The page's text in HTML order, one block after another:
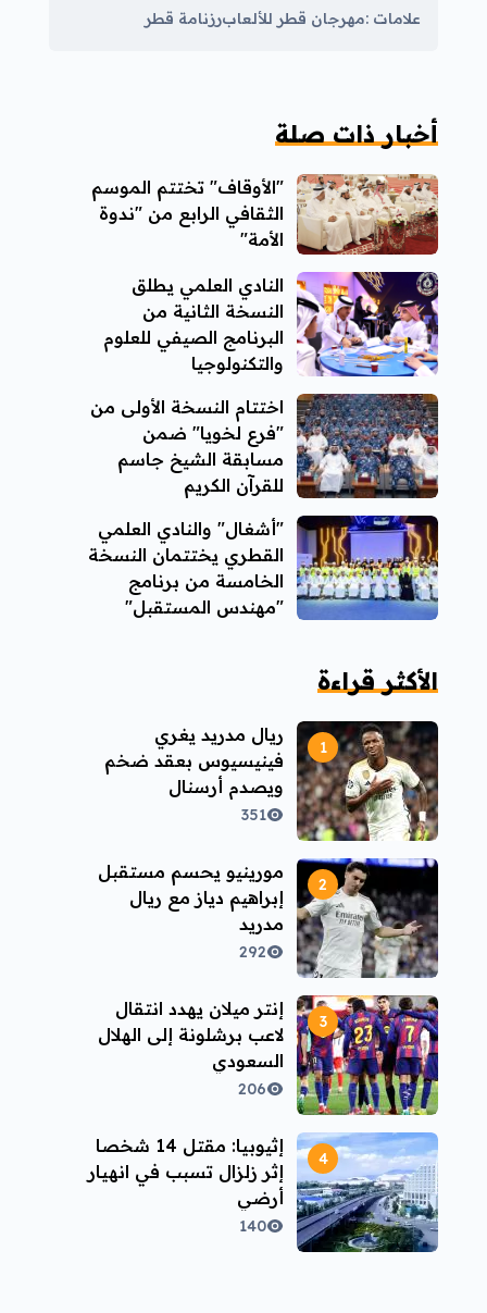
علامات :مهرجان قطر للألعابرزنامة قطر
أخبار ذات صلة
"الأوقاف" تختتم الموسم
الثقافي الرابع من "ندوة
الأمة"
النادي العلمي يطلق
النسخة الثانية من
البرنامج الصيفي للعلوم
والتكنولوجيا
اختتام النسخة الأولى من
"فرع لخويا" ضمن
مسابقة الشيخ جاسم
للقرآن الكريم
"أشغال" والنادي العلمي
القطري يختتمان النسخة
الخامسة من برنامج
"مهندس المستقبل"
الأكثر قراءة
ريال مدريد يغري
فينيسيوس بعقد ضخم
ويصدم أرسنال
351
مورينيو يحسم مستقبل
إبراهيم دياز مع ريال
مدريد
292
إنتر ميلان يهدد انتقال
لاعب برشلونة إلى الهلال
السعودي
206
إثيوبيا: مقتل 14 شخصا
إثر زلزال تسبب في انهيار
أرضي
140